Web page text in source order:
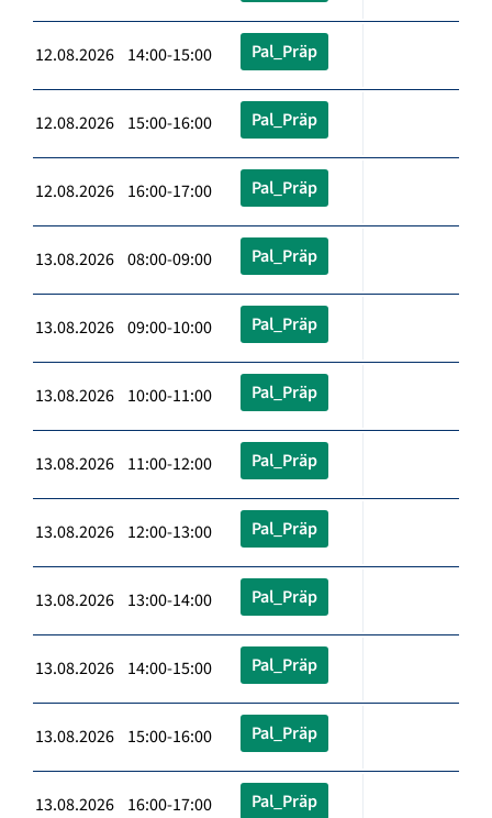
12.08.2026 14:00-15:00 Pal_Präp
12.08.2026 15:00-16:00 Pal_Präp
12.08.2026 16:00-17:00 Pal_Präp
13.08.2026 08:00-09:00 Pal_Präp
13.08.2026 09:00-10:00 Pal_Präp
13.08.2026 10:00-11:00 Pal_Präp
13.08.2026 11:00-12:00 Pal_Präp
13.08.2026 12:00-13:00 Pal_Präp
13.08.2026 13:00-14:00 Pal_Präp
13.08.2026 14:00-15:00 Pal_Präp
13.08.2026 15:00-16:00 Pal_Präp
13.08.2026 16:00-17:00 Pal_Präp